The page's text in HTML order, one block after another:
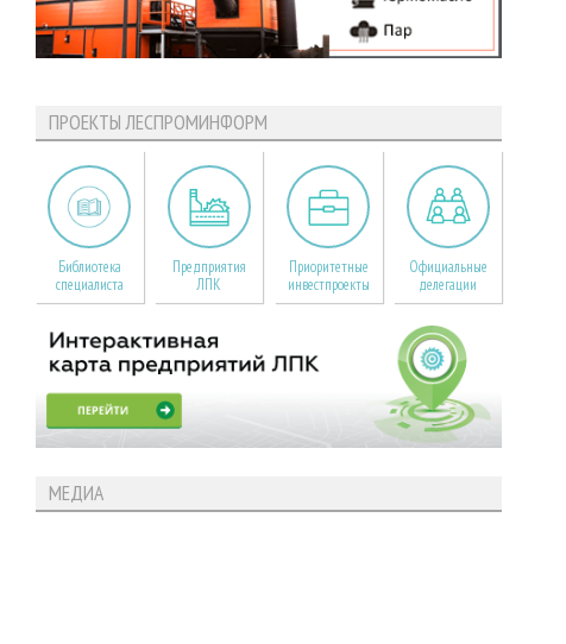
ПРОЕКТЫ ЛЕСПРОМИНФОРМ
Библиотека
специалиста
Предприятия
ЛПК
Приоритетные
инвестпроекты
Официальные
делегации
МЕДИА